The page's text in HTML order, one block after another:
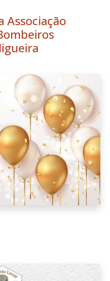
Associação